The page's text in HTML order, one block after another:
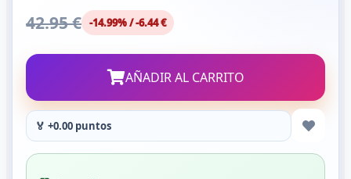
42.95 € -14.99% / -6.44 €
AÑADIR AL CARRITO
🏅 +0.00 puntos